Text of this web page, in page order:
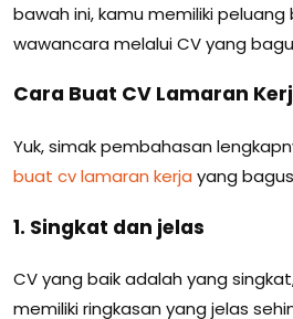
bawah ini, kamu memiliki
wawancara melalui CV yang
Cara Buat CV Lamaran
Yuk, simak pembahasan
buat cv lamaran kerja yang
1. Singkat dan jelas
CV yang baik adalah yang
memiliki ringkasan yang jelas